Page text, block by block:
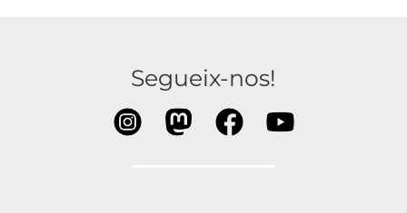
Segueix-nos!